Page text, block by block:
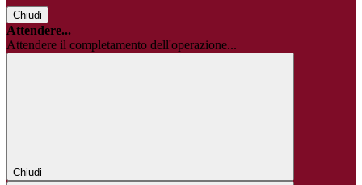
Chiudi
Attendere...
Attendere il completamento dell'operazione...
Chiudi